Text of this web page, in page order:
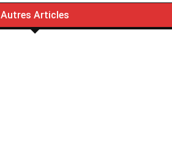
Autres Articles